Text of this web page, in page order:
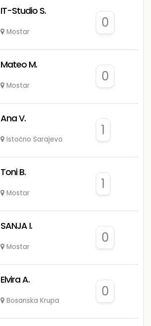
IT-Studio S.
Mostar
0
Mateo M.
Mostar
0
Ana V.
Istočno Sarajevo
1
Toni B.
Mostar
1
SANJA I.
Mostar
0
Elvira A.
Bosanska Krupa
0